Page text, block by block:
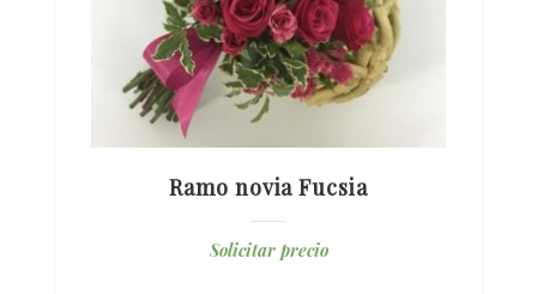
Ramo novia Fucsia
Solicitar precio